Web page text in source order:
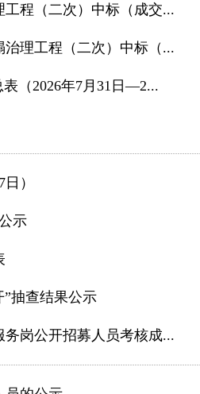
程（二次）中标（成交...
理工程（二次）中标（...
（2026年7月31日—2...
）
示
”抽查结果公示
岗公开招募人员考核成...